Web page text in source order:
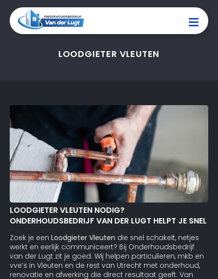
LOODGIETER VLEUTEN
LOODGIETER VLEUTEN NODIG?
ONDERHOUDSBEDRIJF VAN DER LUGT HELPT JE SNEL
Zoek je een Loodgieter Vleuten die snel schakelt, netjes
werkt en eerlijk communiceert? Bij Onderhoudsbedrijf
van der Lugt zit je goed. Wij helpen particulieren, mkb en
vve’s in Vleuten en de rest van Utrecht met onderhoud,
renovatie en afwerking die direct resultaat geeft. Van